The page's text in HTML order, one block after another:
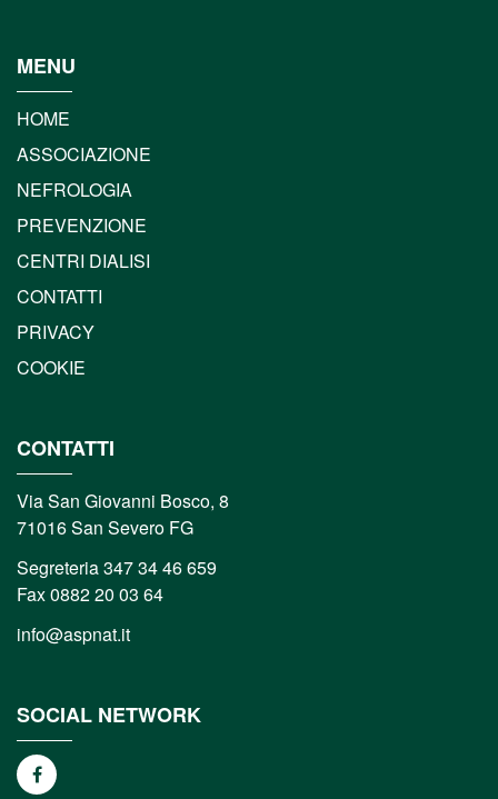
MENU
HOME
ASSOCIAZIONE
NEFROLOGIA
PREVENZIONE
CENTRI DIALISI
CONTATTI
PRIVACY
COOKIE
CONTATTI
Via San Giovanni Bosco, 8
71016 San Severo FG
Segreteria 347 34 46 659
Fax 0882 20 03 64
info@aspnat.it
SOCIAL NETWORK